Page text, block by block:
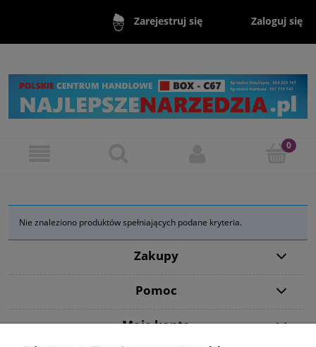
Zarejestruj się Zaloguj się
Nie znaleziono produktów spełniających podane kryteria.
Zakupy
Pomoc
Moje konto